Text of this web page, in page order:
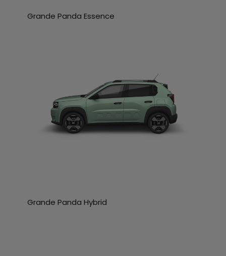
Grande Panda Essence
Grande Panda Hybrid